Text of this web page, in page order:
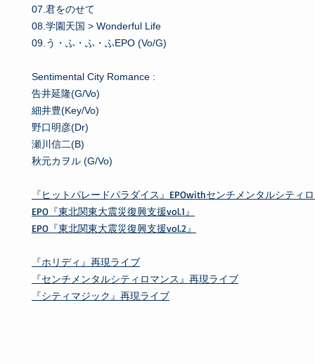
07.君をのせて
08.学園天国 > Wonderful Life
09.う・ふ・ふ・ふEPO (Vo/G)
Sentimental City Romance :
告井延隆(G/Vo)
細井豊(Key/Vo)
野口明彦(Dr)
瀬川信二(B)
秋元カヲル (G/Vo)
『ヒットパレードパラダイス』EPOwithセンチメンタルシティ
EPO『東北関東大震災復興支援vol.1』
EPO『東北関東大震災復興支援vol.2』
『ホリディ』再現ライブ
『センチメンタルシティロマンス』再現ライブ
『シティマジック』再現ライブ